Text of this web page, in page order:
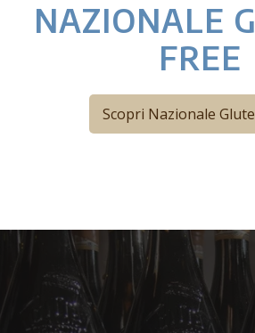
NAZIONALE
FREE
Scopri Nazionale